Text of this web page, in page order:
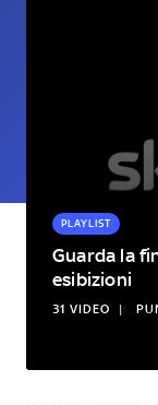
PLAYLIST
Guarda la
esibizioni
31 VIDEO